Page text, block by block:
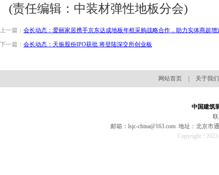
(责任编辑：中装材弹性地板分会)
上一篇： 会长动态：爱丽家居携手京东达成地板年框采购战略合作，助力实体商超增
下一篇： 会长动态：天振股份IPO获批 将登陆深交所创业板
网站首页 关于我们
中国建筑
邮箱：lsjc-china@163.com 地址：北京市
Copyright ?